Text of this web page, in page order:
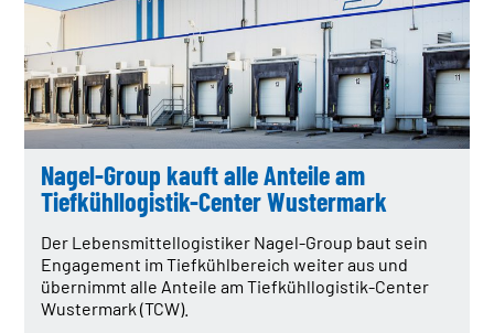
Nagel-Group kauft alle Anteile am
Tiefkühllogistik-Center Wustermark
Der Lebensmittellogistiker Nagel-Group baut sein
Engagement im Tiefkühlbereich weiter aus und
übernimmt alle Anteile am Tiefkühllogistik-Center
Wustermark (TCW).